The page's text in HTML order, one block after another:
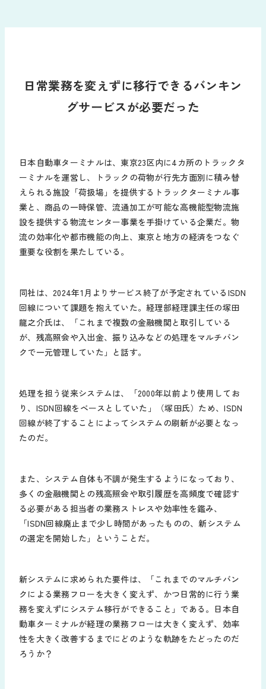
日常業務を変えずに移行できるバンキン
グサービスが必要だった
日本自動車ターミナルは、東京23区内に4カ所のトラックタ
ーミナルを運営し、トラックの荷物が行先方面別に積み替
えられる施設「荷扱場」を提供するトラックターミナル事
業と、商品の一時保管、流通加工が可能な高機能型物流施
設を提供する物流センター事業を手掛けている企業だ。物
流の効率化や都市機能の向上、東京と地方の経済をつなぐ
重要な役割を果たしている。
同社は、2024年1月よりサービス終了が予定されているISDN
回線について課題を抱えていた。経理部経理課主任の塚田
龍之介氏は、「これまで複数の金融機関と取引している
が、残高照会や入出金、振り込みなどの処理をマルチバン
クで一元管理していた」と話す。
処理を担う従来システムは、「2000年以前より使用してお
り、ISDN回線をベースとしていた」（塚田氏）ため、ISDN
回線が終了することによってシステムの刷新が必要となっ
たのだ。
また、システム自体も不調が発生するようになっており、
多くの金融機関との残高照会や取引履歴を高頻度で確認す
る必要がある担当者の業務ストレスや効率性を鑑み、
「ISDN回線廃止まで少し時間があったものの、新システム
の選定を開始した」ということだ。
新システムに求められた要件は、「これまでのマルチバン
クによる業務フローを大きく変えず、かつ日常的に行う業
務を変えずにシステム移行ができること」である。日本自
動車ターミナルが経理の業務フローは大きく変えず、効率
性を大きく改善するまでにどのような軌跡をたどったのだ
ろうか？